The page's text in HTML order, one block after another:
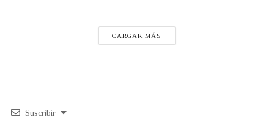
CARGAR MÁS
Suscribir